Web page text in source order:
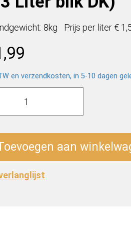
8kg Prijs per liter €
en verzendkosten, in 5-10 dagen
aan